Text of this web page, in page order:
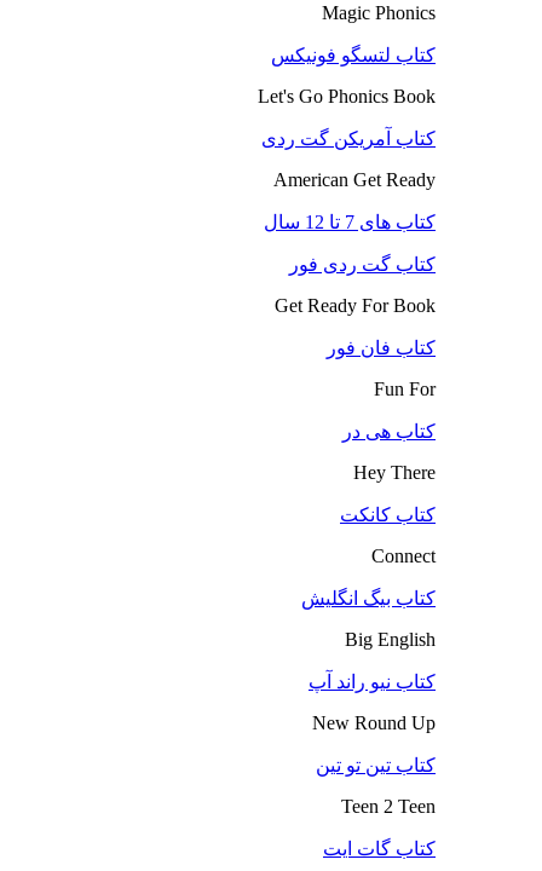
Magic Phonics
کتاب لتسگو فونیکس
Let's Go Phonics Book
کتاب آمریکن گت ردی
American Get Ready
کتاب های 7 تا 12 سال
کتاب گت ردی فور
Get Ready For Book
کتاب فان فور
Fun For
کتاب هی در
Hey There
کتاب کانکت
Connect
کتاب بیگ انگلیش
Big English
کتاب نیو راند آپ
New Round Up
کتاب تین تو تین
Teen 2 Teen
کتاب گات ایت